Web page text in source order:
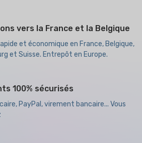
vers la France et la Belgique
et économique en France, Belgique,
et Suisse. Entrepôt en Europe.
100% sécurisés
PayPal, virement bancaire... Vous